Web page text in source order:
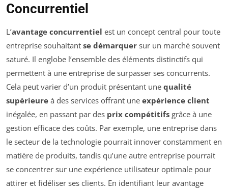
Concurrentiel
L’avantage concurrentiel est un concept central pour toute
entreprise souhaitant se démarquer sur un marché souvent
saturé. Il englobe l’ensemble des éléments distinctifs qui
permettent à une entreprise de surpasser ses concurrents.
Cela peut varier d’un produit présentant une qualité
supérieure à des services offrant une expérience client
inégalée, en passant par des prix compétitifs grâce à une
gestion efficace des coûts. Par exemple, une entreprise dans
le secteur de la technologie pourrait innover constamment en
matière de produits, tandis qu’une autre entreprise pourrait
se concentrer sur une expérience utilisateur optimale pour
attirer et fidéliser ses clients. En identifiant leur avantage